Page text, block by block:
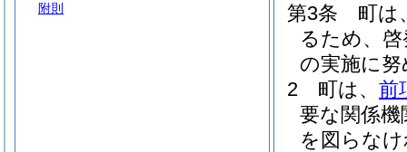
第3条
町は
るため、
の実施に
2
町は、 前
要な関係機
を図らな
附則